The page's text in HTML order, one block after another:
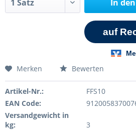
In den
Merken Bewerten
Artikel-Nr.:
FFS10
EAN Code:
Versandgewicht in
kg:
3